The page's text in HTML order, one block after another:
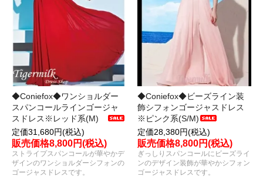
◆Coniefox◆ワンショルダー
スパンコールラインゴージャ
スドレス※レッド系(M)
定価31,680円(税込)
販売価格8,800円(税込)
ストライプスパンコールが華やかデ
ザインのワンショルダーシフォンの
ゴージャスドレスです。
◆Coniefox◆ビーズライン装
飾シフォンゴージャスドレス
※ピンク系(S/M)
定価28,380円(税込)
販売価格8,800円(税込)
ぎっしりスパンコールにビーズライ
ンのデザイン装飾が華やかシフォン
ゴージャスドレスです。